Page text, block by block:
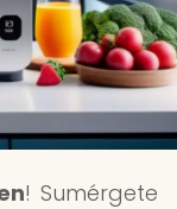
! Sumérgete